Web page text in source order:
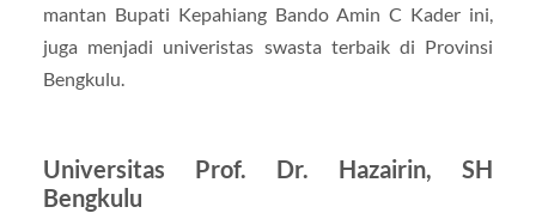
mantan Bupati Kepahiang Bando Amin C Kader ini,
juga menjadi univeristas swasta terbaik di Provinsi
Bengkulu.
Universitas Prof. Dr. Hazairin, SH
Bengkulu